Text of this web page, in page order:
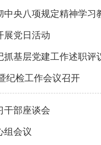
央八项规定精神学习
展党日活动
基层党建工作述职评
纪检工作会议召开
干部座谈会
组会议